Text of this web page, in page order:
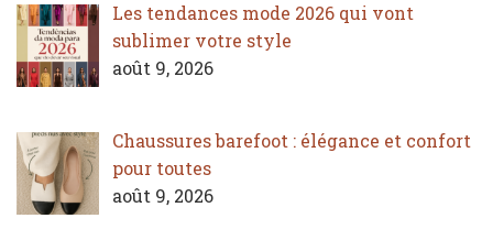
Les tendances mode 2026 qui vont
sublimer votre style
août 9, 2026
Chaussures barefoot : élégance et confort
pour toutes
août 9, 2026